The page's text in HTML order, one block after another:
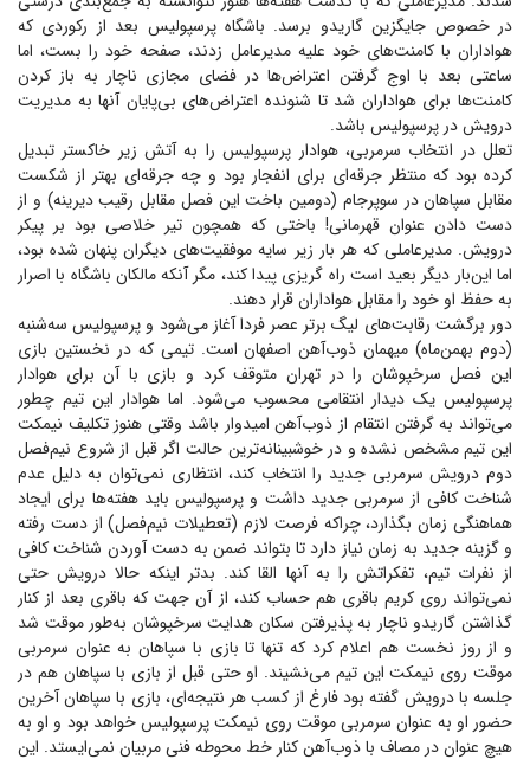
در خصوص جایگزین گاریدو برسد. باشگاه پرسپولیس بعد از رکوردی که
هواداران با کامنت‌های خود علیه مدیرعامل زدند، صفحه خود را بست، اما
ساعتی بعد با اوج گرفتن اعتراض‌ها در فضای مجازی ناچار به باز کردن
کامنت‌ها برای هواداران شد تا شنونده اعتراض‌های بی‌پایان آنها به مدیریت
درویش در پرسپولیس باشد.
تعلل در انتخاب سرمربی، هوادار پرسپولیس را به آتش زیر خاکستر تبدیل
کرده بود که منتظر جرقه‌ای برای انفجار بود و چه جرقه‌ای بهتر از شکست
مقابل سپاهان در سوپرجام (دومین باخت این فصل مقابل رقیب دیرینه) و از
دست دادن عنوان قهرمانی! باختی که همچون تیر خلاصی بود بر پیکر
درویش. مدیرعاملی که هر بار زیر سایه موفقیت‌های دیگران پنهان شده بود،
اما این‌بار دیگر بعید است راه گریزی پیدا کند، مگر آنکه مالکان باشگاه با اصرار
به حفظ او خود را مقابل هواداران قرار دهند.
دور برگشت رقابت‌های لیگ برتر عصر فردا آغاز می‌شود و پرسپولیس سه‌شنبه
(دوم بهمن‌ماه) میهمان ذوب‌آهن اصفهان است. تیمی که در نخستین بازی
این فصل سرخپوشان را در تهران متوقف کرد و بازی با آن برای هوادار
پرسپولیس یک دیدار انتقامی محسوب می‌شود. اما هوادار این تیم چطور
می‌تواند به گرفتن انتقام از ذوب‌آهن امیدوار باشد وقتی هنوز تکلیف نیمکت
این تیم مشخص نشده و در خوشبینانه‌ترین حالت اگر قبل از شروع نیم‌فصل
دوم درویش سرمربی جدید را انتخاب کند، انتظاری نمی‌توان به دلیل عدم
شناخت کافی از سرمربی جدید داشت و پرسپولیس باید هفته‌ها برای ایجاد
هماهنگی زمان بگذارد، چراکه فرصت لازم (تعطیلات نیم‌فصل) از دست رفته
و گزینه جدید به زمان نیاز دارد تا بتواند ضمن به دست آوردن شناخت کافی
از نفرات تیم، تفکراتش را به آنها القا کند. بدتر اینکه حالا درویش حتی
نمی‌تواند روی کریم باقری هم حساب کند، از آن جهت که باقری بعد از کنار
گذاشتن گاریدو ناچار به پذیرفتن سکان هدایت سرخپوشان به‌طور موقت شد
و از روز نخست هم اعلام کرد که تنها تا بازی با سپاهان به عنوان سرمربی
موقت روی نیمکت این تیم می‌نشیند. او حتی قبل از بازی با سپاهان هم در
جلسه با درویش گفته بود فارغ از کسب هر نتیجه‌ای، بازی با سپاهان آخرین
حضور او به عنوان سرمربی موقت روی نیمکت پرسپولیس خواهد بود و او به
هیچ عنوان در مصاف با ذوب‌آهن کنار خط محوطه فنی مربیان نمی‌ایستد. این